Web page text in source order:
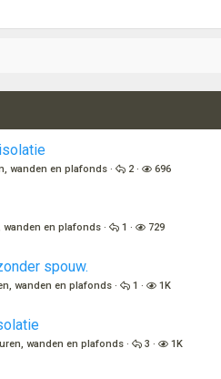
wanden en plafonds 2 696
wanden en plafonds 1 729
spouw.
wanden en plafonds 1 1K
wanden en plafonds 3 1K